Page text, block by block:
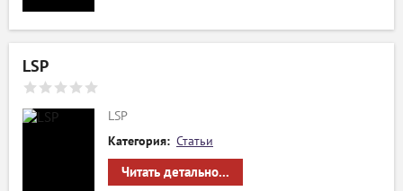
LSP
LSP
Категория: Статьи
Читать детально...